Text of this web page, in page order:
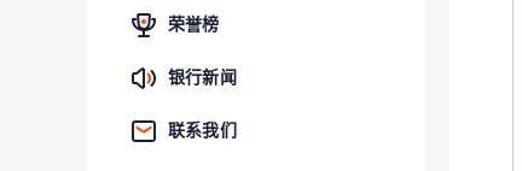
荣誉榜
银行新闻
联系我们